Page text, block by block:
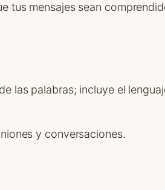
tus mensajes sean
las palabras; incluye el
y conversaciones.